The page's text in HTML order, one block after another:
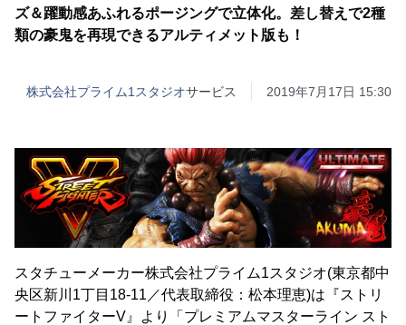
ズ＆躍動感あふれるポージングで立体化。差し替えで2種
類の豪鬼を再現できるアルティメット版も！
株式会社プライム1スタジオサービス 2019年7月17日 15:30
スタチューメーカー株式会社プライム1スタジオ(東京都中
央区新川1丁目18-11／代表取締役：松本理恵)は『ストリ
ートファイターV』より「プレミアムマスターライン スト